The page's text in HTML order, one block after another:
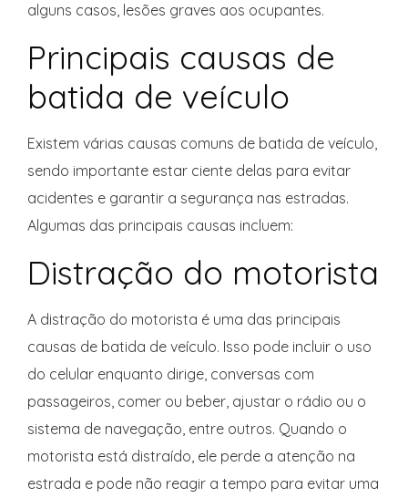
alguns casos, lesões graves aos ocupantes.
Principais causas de
batida de veículo
Existem várias causas comuns de batida de veículo,
sendo importante estar ciente delas para evitar
acidentes e garantir a segurança nas estradas.
Algumas das principais causas incluem:
Distração do motorista
A distração do motorista é uma das principais
causas de batida de veículo. Isso pode incluir o uso
do celular enquanto dirige, conversas com
passageiros, comer ou beber, ajustar o rádio ou o
sistema de navegação, entre outros. Quando o
motorista está distraído, ele perde a atenção na
estrada e pode não reagir a tempo para evitar uma